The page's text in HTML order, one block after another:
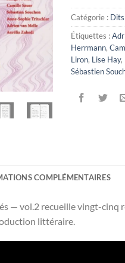
Catégorie :
Étiquettes :
Herrmann,
Liron, Lise Hay,
Sébastien
COMPLÉMENTAIRES
— vol.2 recueille vingt-
littéraire.